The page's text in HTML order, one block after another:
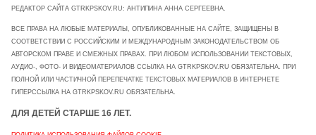
РЕДАКТОР САЙТА GTRKPSKOV.RU: АНТИПИНА АННА СЕРГЕЕВНА.
ВСЕ ПРАВА НА ЛЮБЫЕ МАТЕРИАЛЫ, ОПУБЛИКОВАННЫЕ НА САЙТЕ, ЗАЩИЩЕНЫ В
СООТВЕТСТВИИ С РОССИЙСКИМ И МЕЖДУНАРОДНЫМ ЗАКОНОДАТЕЛЬСТВОМ ОБ
АВТОРСКОМ ПРАВЕ И СМЕЖНЫХ ПРАВАХ. ПРИ ЛЮБОМ ИСПОЛЬЗОВАНИИ ТЕКСТОВЫХ,
АУДИО-, ФОТО- И ВИДЕОМАТЕРИАЛОВ ССЫЛКА НА GTRKPSKOV.RU ОБЯЗАТЕЛЬНА. ПРИ
ПОЛНОЙ ИЛИ ЧАСТИЧНОЙ ПЕРЕПЕЧАТКЕ ТЕКСТОВЫХ МАТЕРИАЛОВ В ИНТЕРНЕТЕ
ГИПЕРССЫЛКА НА GTRKPSKOV.RU ОБЯЗАТЕЛЬНА.
ДЛЯ ДЕТЕЙ СТАРШЕ 16 ЛЕТ.